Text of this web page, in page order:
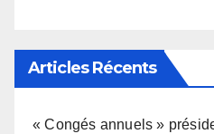
Articles Récents
« Congés annuels »